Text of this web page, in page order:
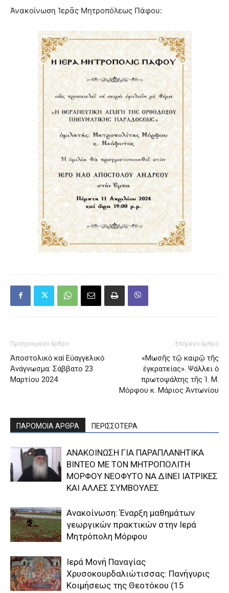
Ἀνακοίνωση Ἱερᾶς Μητροπόλεως Πάφου:
Προηγούμενο άρθρο
Ἀποστολικὸ καὶ Εὐαγγελικὸ
Ἀνάγνωσμα: Σάββατο 23
Μαρτίου 2024
Επόμενο άρθρο
«Μωσῆς τῷ καιρῷ τῆς
ἐγκρατείας». Ψάλλει ὁ
πρωτοψάλτης τῆς Ἱ. Μ.
Μόρφου κ. Μάριος Ἀντωνίου
ΠΑΡΟΜΟΙΑ ΑΡΘΡΑ ΠΕΡΙΣΣΟΤΕΡΑ
ΑΝΑΚΟΙΝΩΣΗ ΓΙΑ ΠΑΡΑΠΛΑΝΗΤΙΚΑ
ΒΙΝΤΕΟ ΜΕ ΤΟΝ ΜΗΤΡΟΠΟΛΙΤΗ
ΜΟΡΦΟΥ ΝΕΟΦΥΤΟ ΝΑ ΔΙΝΕΙ ΙΑΤΡΙΚΕΣ
ΚΑΙ ΑΛΛΕΣ ΣΥΜΒΟΥΛΕΣ
Ανακοίνωση: Έναρξη μαθημάτων
γεωργικών πρακτικών στην Ιερά
Μητρόπολη Μόρφου
Ιερά Μονή Παναγίας
Χρυσοκουρδαλιώτισσας: Πανήγυρις
Κοιμήσεως της Θεοτόκου (15